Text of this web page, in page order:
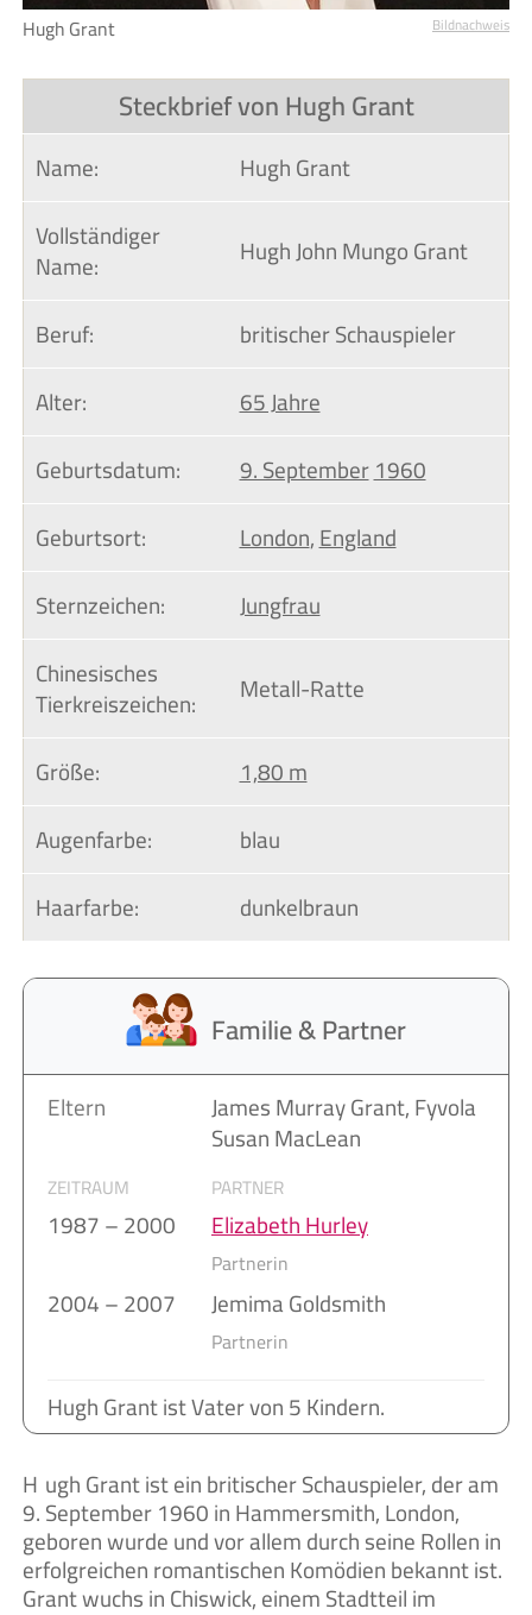
Hugh Grant Bildnachweis
Steckbrief von Hugh Grant
Name:
Hugh Grant
Vollständiger
Name:
Hugh John Mungo Grant
Beruf:
britischer Schauspieler
Alter:
65 Jahre
Geburtsdatum:
9. September1960
Geburtsort:
London,England
Sternzeichen:
Jungfrau
Chinesisches
Tierkreiszeichen:
Metall-Ratte
Größe:
1,80 m
Augenfarbe:
blau
Haarfarbe:
dunkelbraun
Familie & Partner
Eltern James Murray Grant, Fyvola
Susan MacLean
ZEITRAUM PARTNER
1987 – 2000 Elizabeth Hurley
Partnerin
2004 – 2007 Jemima Goldsmith
Partnerin
Hugh Grant ist Vater von 5 Kindern.
Hugh Grant ist ein britischer Schauspieler, der am
9. September 1960 in Hammersmith, London,
geboren wurde und vor allem durch seine Rollen in
erfolgreichen romantischen Komödien bekannt ist.
Grant wuchs in Chiswick, einem Stadtteil im